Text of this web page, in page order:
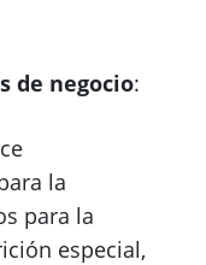
de negocio:
la
para la
especial,